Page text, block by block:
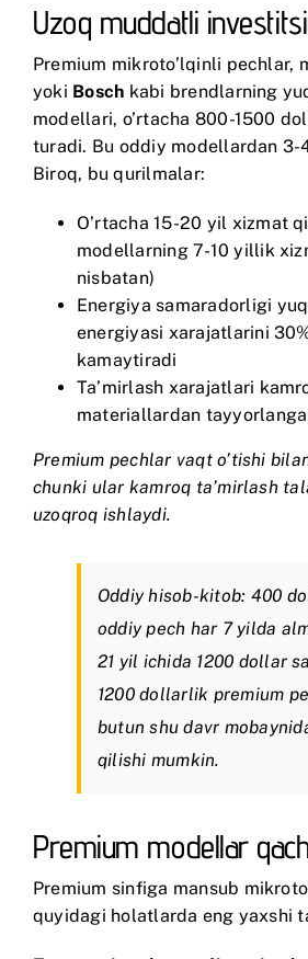
Uzoq muddatli
Premium mikroto’lqinli pechlar,
yoki Bosch kabi brendlarning
modellari, o’rtacha 800-1500
turadi. Bu oddiy modellardan 3-
Biroq, bu qurilmalar:
O’rtacha 15-20 yil xizmat
modellarning 7-10 yillik
nisbatan)
Energiya samaradorligi
energiyasi xarajatlarini
kamaytiradi
Ta’mirlash xarajatlari
materiallardan
Premium pechlar vaqt o’tishi
chunki ular kamroq ta’mirlash
uzoqroq ishlaydi.
Oddiy hisob-kitob: 400
oddiy pech har 7 yilda
21 yil ichida 1200 dollar
1200 dollarlik premium
butun shu davr
qilishi mumkin.
Premium modellar
Premium sinfiga mansub
quyidagi holatlarda eng yaxshi